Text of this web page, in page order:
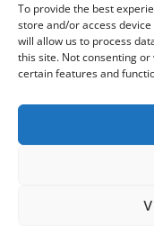
To provide the best
store and/or access
will allow us to process
this site. Not consenting
certain features and
Προσωπικά
Πανεπιστήμιο